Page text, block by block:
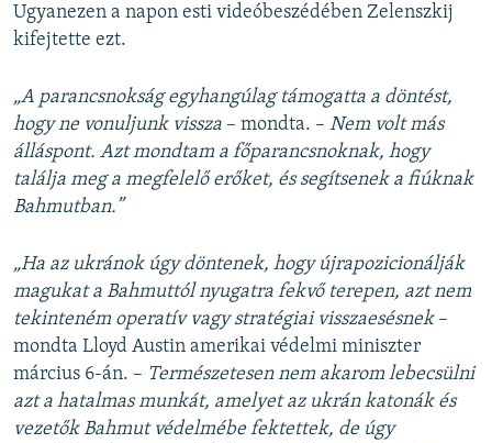
Ugyanezen a napon esti videóbeszédében Zelenszkij
kifejtette ezt.
„A parancsnokság egyhangúlag támogatta a döntést,
hogy ne vonuljunk vissza – mondta. – Nem volt más
álláspont. Azt mondtam a főparancsnoknak, hogy
találja meg a megfelelő erőket, és segítsenek a fiúknak
Bahmutban.”
„Ha az ukránok úgy döntenek, hogy újrapozicionálják
magukat a Bahmuttól nyugatra fekvő terepen, azt nem
tekinteném operatív vagy stratégiai visszaesésnek–
mondta Lloyd Austin amerikai védelmi miniszter
március 6-án. – Természetesen nem akarom lebecsülni
azt a hatalmas munkát, amelyet az ukrán katonák és
vezetők Bahmut védelmébe fektettek, de úgy